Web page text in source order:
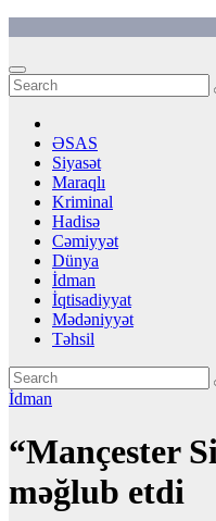
content
ƏSAS
Siyasət
Maraqlı
Kriminal
Hadisə
Cəmiyyət
Dünya
İdman
İqtisadiyyat
Mədəniyyət
Təhsil
İdman
“Mançester
məğlub etdi